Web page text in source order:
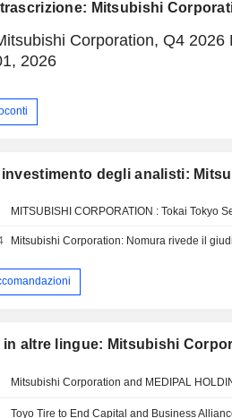
Mitsubishi
Corporation, Q4 2026
2026
investimento degli analisti:
MITSUBISHI CORPORATION : Tokai Tokyo
Mitsubishi Corporation: Nomura rivede il
in altre lingue: Mitsubishi
Toyo Tire to End Capital and Business